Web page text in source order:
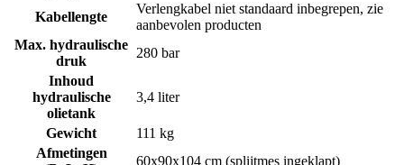
Kabellengte
Verlengkabel niet standaard inbegrepen, zie
aanbevolen producten
Max. hydraulische
druk
280 bar
Inhoud
hydraulische
olietank
3,4 liter
Gewicht
111 kg
Afmetingen
60x90x104 cm (splijtmes ingeklapt)